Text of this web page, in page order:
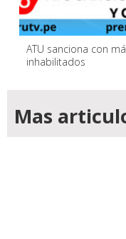
ATU sanciona con
inhabilitados
Mas